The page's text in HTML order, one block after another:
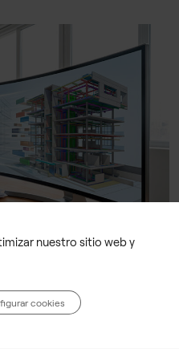
elegir según tu
nuestro sitio web y
cookies